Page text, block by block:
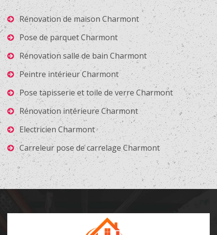
Rénovation de maison Charmont
Pose de parquet Charmont
Rénovation salle de bain Charmont
Peintre intérieur Charmont
Pose tapisserie et toile de verre Charmont
Rénovation intérieure Charmont
Electricien Charmont
Carreleur pose de carrelage Charmont